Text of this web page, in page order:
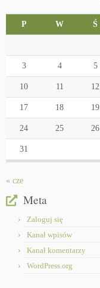
P W Ś
3 4 5
10 11 12
17 18 19
24 25 26
31
« cze
Meta
Zaloguj się
Kanał wpisów
Kanał komentarzy
WordPress.org